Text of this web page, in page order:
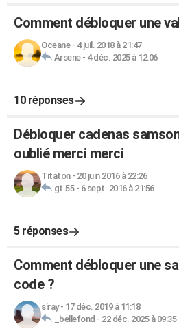
Comment débloquer une
Oceane- 4 juil. 2018 à 21:47
Arsene- 4 déc. 2025 à 12:06
10 réponses
Débloquer cadenas
oublié merci merci
Titaton- 20 juin 2016 à 22:26
gt.55- 6 sept. 2016 à 21:56
5 réponses
Comment débloquer une
code ?
siray- 17 déc. 2019 à 11:18
_bellefond - 22 déc. 2025 à 09:35